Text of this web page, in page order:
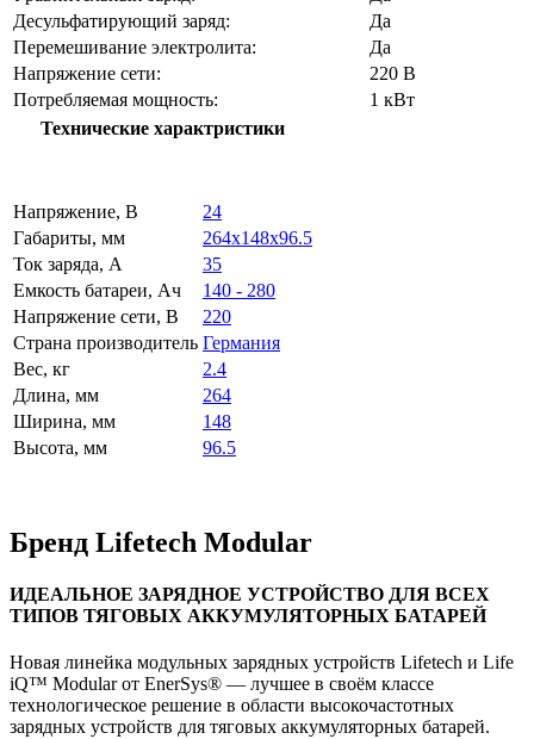
Десульфатирующий заряд:
Да
Перемешивание электролита:
Да
Напряжение сети:
220 В
Потребляемая мощность:
1 кВт
Технические характристики
Напряжение, В
24
Габариты, мм
264x148x96.5
Ток заряда, А
35
Емкость батареи, Ач
140 - 280
Напряжение сети, В
220
Страна производитель Германия
Вес, кг
2.4
Длина, мм
264
Ширина, мм
148
Высота, мм
96.5
Бренд Lifetech Modular
ИДЕАЛЬНОЕ ЗАРЯДНОЕ УСТРОЙСТВО ДЛЯ ВСЕХ
ТИПОВ ТЯГОВЫХ АККУМУЛЯТОРНЫХ БАТАРЕЙ
Новая линейка модульных зарядных устройств Lifetech и Life
iQ™ Modular от EnerSys® — лучшее в своём классе
технологическое решение в области высокочастотных
зарядных устройств для тяговых аккумуляторных батарей.